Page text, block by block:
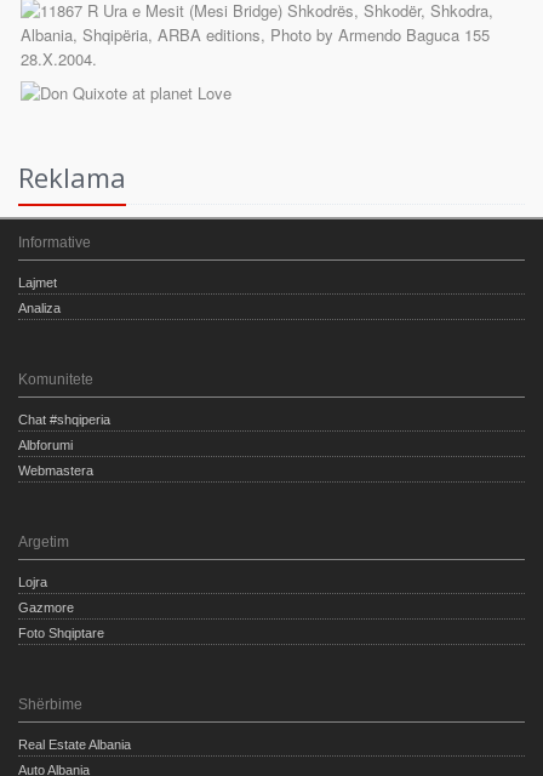
Reklama
Informative
Lajmet
Analiza
Komunitete
Chat #shqiperia
Albforumi
Webmastera
Argetim
Lojra
Gazmore
Foto Shqiptare
Shërbime
Real Estate Albania
Auto Albania